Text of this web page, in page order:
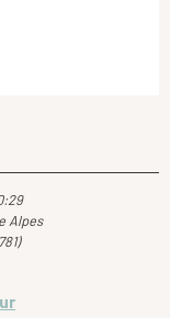
Alpes
)